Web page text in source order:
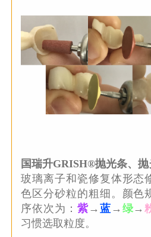
国瑞升GRISH®抛光条、
玻璃离子和瓷修复体形态
色区分砂粒的粗细。颜色
序依次为： 紫→ 蓝 → 绿→
习惯选取粒度。